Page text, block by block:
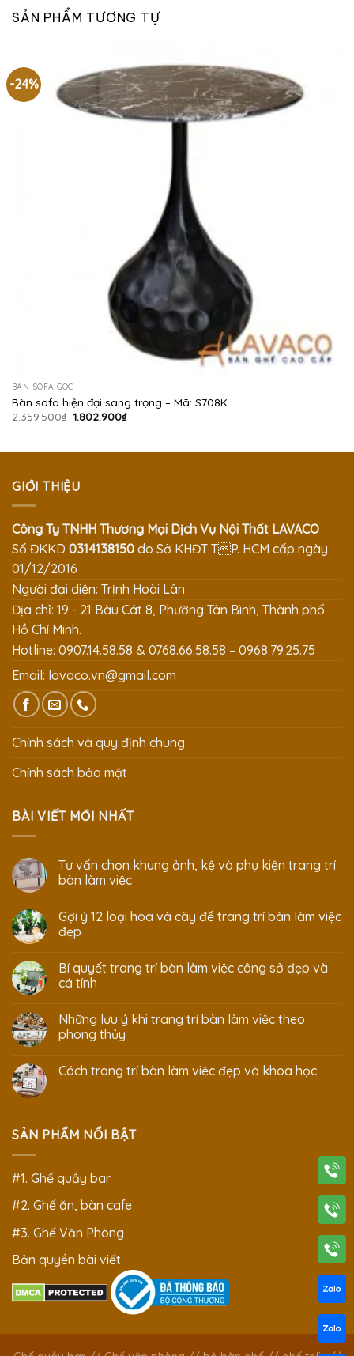
SẢN PHẨM TƯƠNG TỰ
-24%
BÀN SOFA GÓC
Bàn sofa hiện đại sang trọng – Mã: S708K
2.359.500₫ Giá
1.802.900₫Giá
1.802.900₫.
GIỚI THIỆU
Công Ty TNHH Thương Mại Dịch Vụ Nội Thất LAVACO
Số ĐKKD 0314138150 do Sở KHĐT TP. HCM cấp ngày
01/12/2016
Người đại diện: Trịnh Hoài Lân
Địa chỉ: 19 - 21 Bàu Cát 8, Phường Tân Bình, Thành phố
Hồ Chí Minh.
Hotline: 0907.14.58.58 & 0768.66.58.58 – 0968.79.25.75
Email: lavaco.vn@gmail.com
Chính sách và quy định chung
Chính sách bảo mật
BÀI VIẾT MỚI NHẤT
Tư vấn chọn khung ảnh, kệ và phụ kiện trang trí
bàn làm việc
Gợi ý 12 loại hoa và cây để trang trí bàn làm việc
đẹp
Bí quyết trang trí bàn làm việc công sở đẹp và
cá tính
Những lưu ý khi trang trí bàn làm việc theo
phong thủy
Cách trang trí bàn làm việc đẹp và khoa học
SẢN PHẨM NỔI BẬT
#1. Ghế quầy bar
#2. Ghế ăn, bàn cafe
#3. Ghế Văn Phòng
Bản quyền bài viết